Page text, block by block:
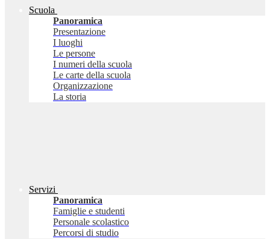
Scuola
Panoramica
Presentazione
I luoghi
Le persone
I numeri della scuola
Le carte della scuola
Organizzazione
La storia
Servizi
Panoramica
Famiglie e studenti
Personale scolastico
Percorsi di studio